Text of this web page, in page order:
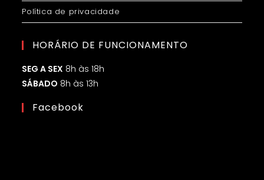
Política de privacidade
HORÁRIO DE FUNCIONAMENTO
SEG A SEX 8h às 18h
SÁBADO 8h às 13h
Facebook